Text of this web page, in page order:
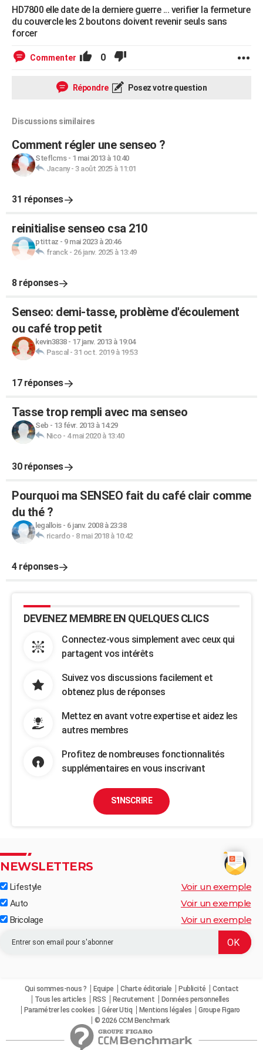
HD7800 elle date de la derniere guerre ... verifier la fermeture
du couvercle les 2 boutons doivent revenir seuls sans
forcer
Commenter 0
Répondre Posez votre question
Discussions similaires
Comment régler une senseo ?
Steflcms- 1 mai 2013 à 10:40
Jacany- 3 août 2025 à 11:01
31 réponses
reinitialise senseo csa 210
ptittaz - 9 mai 2023 à 20:46
franck- 26 janv. 2025 à 13:49
8 réponses
Senseo: demi-tasse, problème d'écoulement
ou café trop petit
kevin3838- 17 janv. 2013 à 19:04
Pascal - 31 oct. 2019 à 19:53
17 réponses
Tasse trop rempli avec ma senseo
Seb - 13 févr. 2013 à 14:29
Nico- 4 mai 2020 à 13:40
30 réponses
Pourquoi ma SENSEO fait du café clair comme
du thé ?
legallois- 6 janv. 2008 à 23:38
ricardo- 8 mai 2018 à 10:42
4 réponses
DEVENEZ MEMBRE EN QUELQUES CLICS
Connectez-vous simplement avec ceux qui
partagent vos intérêts
Suivez vos discussions facilement et
obtenez plus de réponses
Mettez en avant votre expertise et aidez les
autres membres
Profitez de nombreuses fonctionnalités
supplémentaires en vous inscrivant
S'INSCRIRE
NEWSLETTERS
Lifestyle Voir un exemple
Auto Voir un exemple
Bricolage Voir un exemple
Qui sommes-nous ? Equipe Charte éditoriale Publicité
Contact
Tous les articles
RSS Recrutement
Données personnelles
Paramétrer les cookies
Gérer Utiq Mentions légales
Groupe Figaro
© 2026 CCM Benchmark